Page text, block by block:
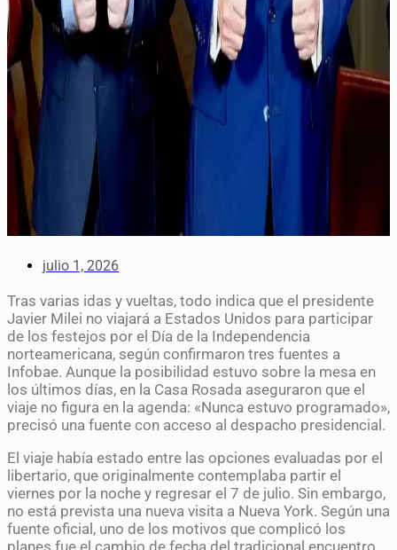
julio 1, 2026
Tras varias idas y vueltas, todo indica que el presidente
Javier Milei no viajará a Estados Unidos para participar
de los festejos por el Día de la Independencia
norteamericana, según confirmaron tres fuentes a
Infobae. Aunque la posibilidad estuvo sobre la mesa en
los últimos días, en la Casa Rosada aseguraron que el
viaje no figura en la agenda: «Nunca estuvo programado»,
precisó una fuente con acceso al despacho presidencial.
El viaje había estado entre las opciones evaluadas por el
libertario, que originalmente contemplaba partir el
viernes por la noche y regresar el 7 de julio. Sin embargo,
no está prevista una nueva visita a Nueva York. Según una
fuente oficial, uno de los motivos que complicó los